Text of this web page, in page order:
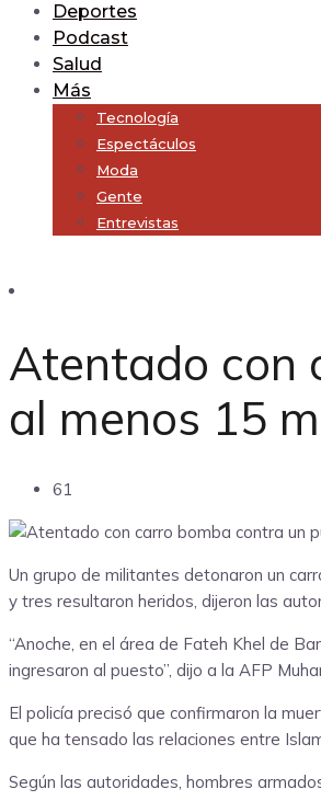
Deportes
Podcast
Salud
Más
Tecnología
Espectáculos
Moda
Gente
Entrevistas
Atentado con
al menos 15
61
Un grupo de militantes detonaron un
y tres resultaron heridos, dijeron las
“Anoche, en el área de Fateh Khel de
ingresaron al puesto”, dijo a la AFP
El policía precisó que confirmaron la
que ha tensado las relaciones entre
Según las autoridades, hombres